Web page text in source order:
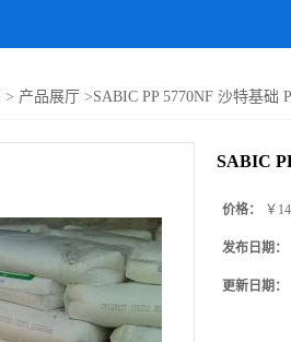
> 产品展厅 >SABIC PP 5770NF 沙特基础
SABIC
价格： ￥
发布日期：
更新日期：